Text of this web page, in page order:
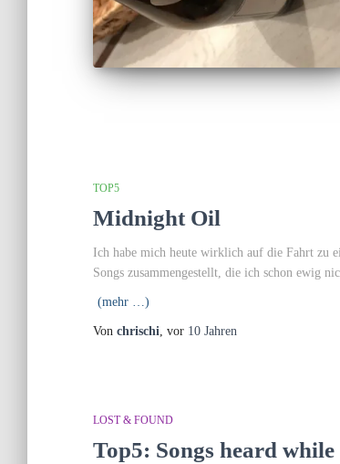
TOP5
Midnight Oil
Ich habe mich heute wirklich auf die Fahrt zu
Songs zusammengestellt, die ich schon ewig
(mehr …)
Von chrischi, vor 10 Jahren
LOST & FOUND
Top5: Songs heard